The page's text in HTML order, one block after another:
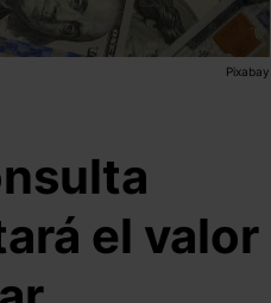
Pixabay
el valor